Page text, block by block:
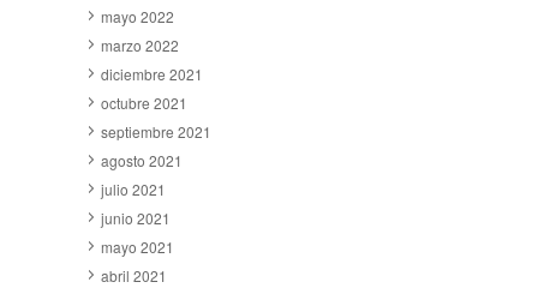
mayo 2022
marzo 2022
diciembre 2021
octubre 2021
septiembre 2021
agosto 2021
julio 2021
junio 2021
mayo 2021
abril 2021